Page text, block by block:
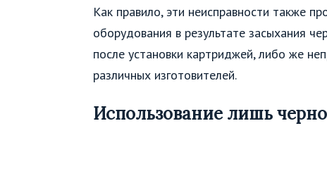
Как правило, эти неисправности также
оборудования в результате засыхания
после установки картриджей, либо же
различных изготовителей.
Использование лишь